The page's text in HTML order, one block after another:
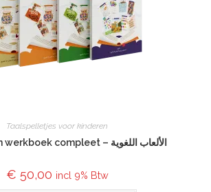
Taalspelletjes voor kinderen
Taalspellen werkboek compleet – الألعاب اللغوية
€ 50,00 incl 9% Btw